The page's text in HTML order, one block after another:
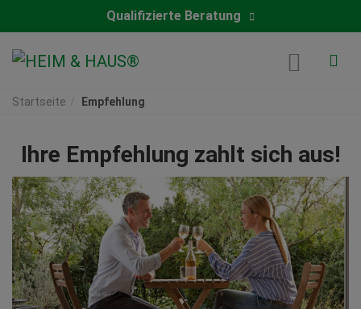
Qualifizierte Beratung
Startseite Empfehlung
Ihre Empfehlung zahlt sich aus!